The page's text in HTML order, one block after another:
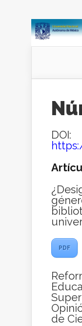
DOI:
PDF
de